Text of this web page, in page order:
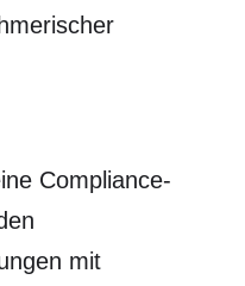
Compliance-
mit